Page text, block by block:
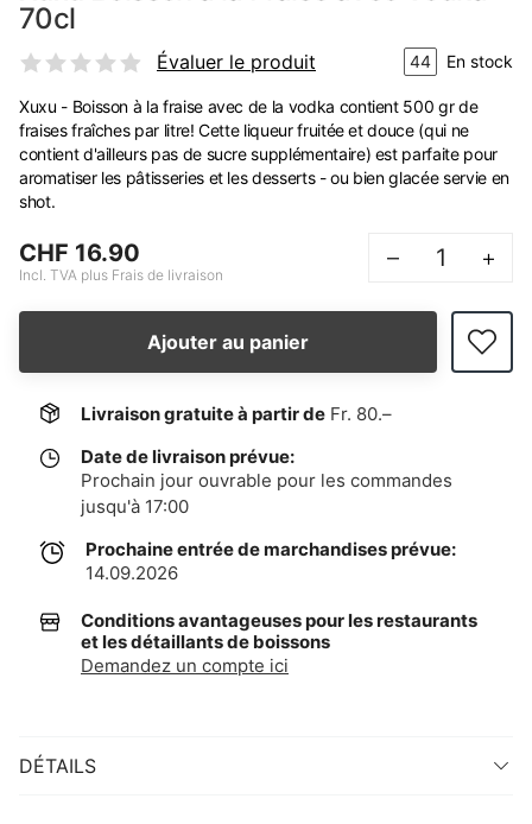
70cl
Évaluer le produit 44 En stock
Xuxu - Boisson à la fraise avec de la vodka contient 500 gr de
fraises fraîches par litre! Cette liqueur fruitée et douce (qui ne
contient d'ailleurs pas de sucre supplémentaire) est parfaite pour
aromatiser les pâtisseries et les desserts - ou bien glacée servie en
shot.
CHF 16.90
Incl. TVA plus Frais de livraison
– +
Ajouter au panier
Livraison gratuite à partir de Fr. 80.–
Date de livraison prévue:
Prochain jour ouvrable pour les commandes
jusqu'à 17:00
Prochaine entrée de marchandises prévue:
14.09.2026
Conditions avantageuses pour les restaurants
et les détaillants de boissons
Demandez un compte ici
DÉTAILS